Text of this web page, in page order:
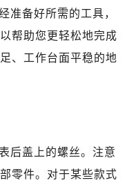
准备好所需的工具，
帮助您更轻松地完成
、工作台面平稳的地
后盖上的螺丝。注意
零件。对于某些款式